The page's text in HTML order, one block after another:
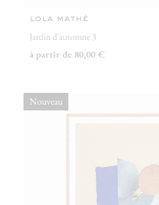
lola mathé
Jardin d'automne 3
à partir de 80,00 €
Nouveau